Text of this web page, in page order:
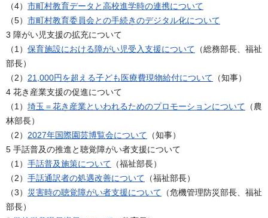
（4） 市町村教育データと高校進学時の連携について
（5） 市町村教育委員会との手続きのデジタル化について
3 障がい児支援の拡充について
（1） 保育施設における障がい児受入支援について （総務部長、福祉
部長）
（2） 21,000円を超える子ども医療費現物給付について （知事）
4 花き産業支援の促進について
（1） 埼玉＝花き産業といわれるためのプロモーションについて （農
林部長）
（2） 2027年国際園芸博覧会について （知事）
5 手話普及の推進と聴覚障がい者支援について
（1） 手話普及施策について （福祉部長）
（2） 手話通訳者の処遇改善について （福祉部長）
（3） 災害時の聴覚障がい者支援について （危機管理防災部長、福祉
部長）